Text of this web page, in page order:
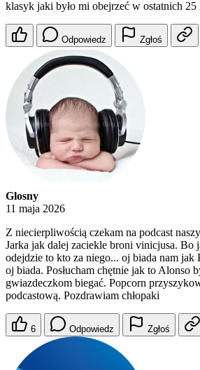
klasyk jaki było mi obejrzeć w ostatnich 25
Odpowiedz Zgłoś
Glosny
11 maja 2026
Z niecierpliwością czekam na podcast
Jarka jak dalej zaciekle broni vinicjusa. Bo
odejdzie to kto za niego... oj biada nam jak
oj biada. Posłucham chętnie jak to Alonso
gwiazdeczkom biegać. Popcorn
podcastową. Pozdrawiam chłopaki
6 Odpowiedz Zgłoś